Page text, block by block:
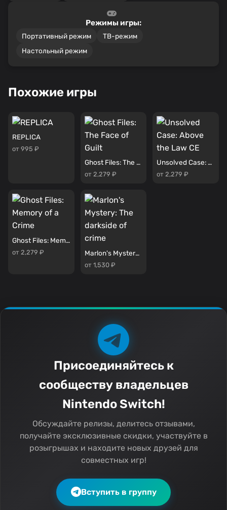
Режимы игры:
Портативный режим
ТВ-режим
Настольный режим
Похожие игры
REPLICA
от 995 ₽
Ghost Files: The Face of Guilt
от 2,279 ₽
Unsolved Case: Above the Law CE
от 2,279 ₽
Ghost Files: Memory of a Crime
от 2,279 ₽ Marlon's Mystery: The darkside of crime
от 1,530 ₽
Присоединяйтесь к
сообществу владельцев
Nintendo Switch!
Обсуждайте релизы, делитесь отзывами,
получайте эксклюзивные скидки, участвуйте в
розыгрышах и находите новых друзей для
совместных игр!
Вступить в группу